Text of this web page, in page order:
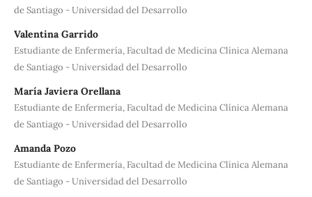
de Santiago - Universidad del Desarrollo
Valentina Garrido
Estudiante de Enfermería, Facultad de Medicina Clínica Alemana
de Santiago - Universidad del Desarrollo
María Javiera Orellana
Estudiante de Enfermería, Facultad de Medicina Clínica Alemana
de Santiago - Universidad del Desarrollo
Amanda Pozo
Estudiante de Enfermería, Facultad de Medicina Clínica Alemana
de Santiago - Universidad del Desarrollo